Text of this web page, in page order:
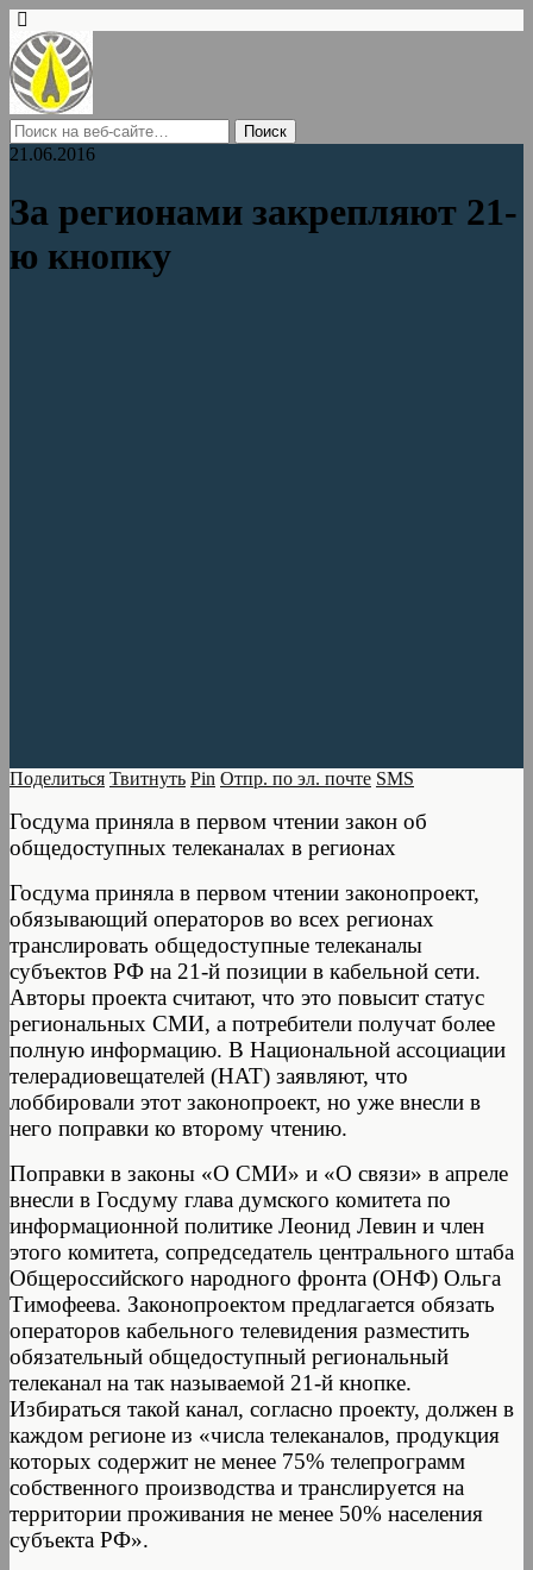
21.06.2016
За регионами закрепляют 21-
ю кнопку
Поделиться Твитнуть Pin Отпр. по эл. почте SMS
Госдума приняла в первом чтении закон об
общедоступных телеканалах в регионах
Госдума приняла в первом чтении законопроект,
обязывающий операторов во всех регионах
транслировать общедоступные телеканалы
субъектов РФ на 21-й позиции в кабельной сети.
Авторы проекта считают, что это повысит статус
региональных СМИ, а потребители получат более
полную информацию. В Национальной ассоциации
телерадиовещателей (НАТ) заявляют, что
лоббировали этот законопроект, но уже внесли в
него поправки ко второму чтению.
Поправки в законы «О СМИ» и «О связи» в апреле
внесли в Госдуму глава думского комитета по
информационной политике Леонид Левин и член
этого комитета, сопредседатель центрального штаба
Общероссийского народного фронта (ОНФ) Ольга
Тимофеева. Законопроектом предлагается обязать
операторов кабельного телевидения разместить
обязательный общедоступный региональный
телеканал на так называемой 21-й кнопке.
Избираться такой канал, согласно проекту, должен в
каждом регионе из «числа телеканалов, продукция
которых содержит не менее 75% телепрограмм
собственного производства и транслируется на
территории проживания не менее 50% населения
субъекта РФ».